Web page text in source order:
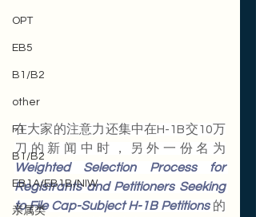
OPT
EB5
B1/B2
other
F1
B1/B2
EB1A/EB1B/NIW
亲属类
在大家的注意力还集中在H-1B交10万
刀的新闻中时，另外一份名为
Weighted Selection Process for
Registrants and Petitioners Seeking
to File Cap-Subject H-1B Petitions 的